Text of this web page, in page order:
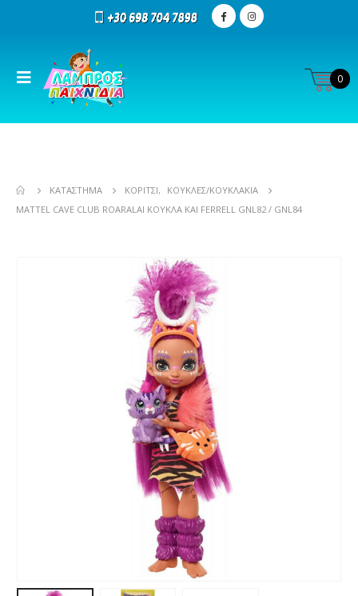
0
ΚΑΤΆΣΤΗΜΑ ΚΟΡΊΤΣΙ,
ΚΟΎΚΛΕΣ/ΚΟΥΚΛΆΚΙΑ
MATTEL CAVE CLUB ROARALAI ΚΟΎΚΛΑ ΚΑΙ FERRELL GNL82 / GNL84